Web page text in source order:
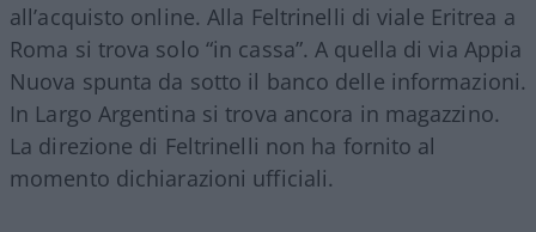
all’acquisto online. Alla Feltrinelli di viale Eritrea a
Roma si trova solo “in cassa”. A quella di via Appia
Nuova spunta da sotto il banco delle informazioni.
In Largo Argentina si trova ancora in magazzino.
La direzione di Feltrinelli non ha fornito al
momento dichiarazioni ufficiali.